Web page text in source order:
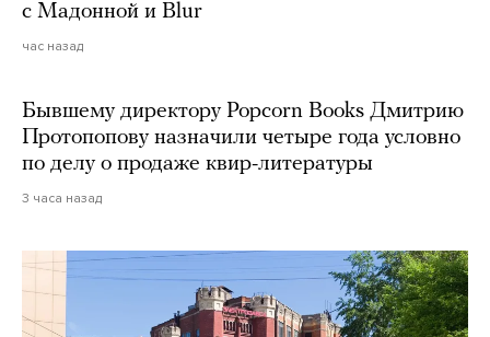
с Мадонной и Blur
час назад
Бывшему директору Popcorn Books Дмитрию
Протопопову назначили четыре года условно
по делу о продаже квир-литературы
3 часа назад